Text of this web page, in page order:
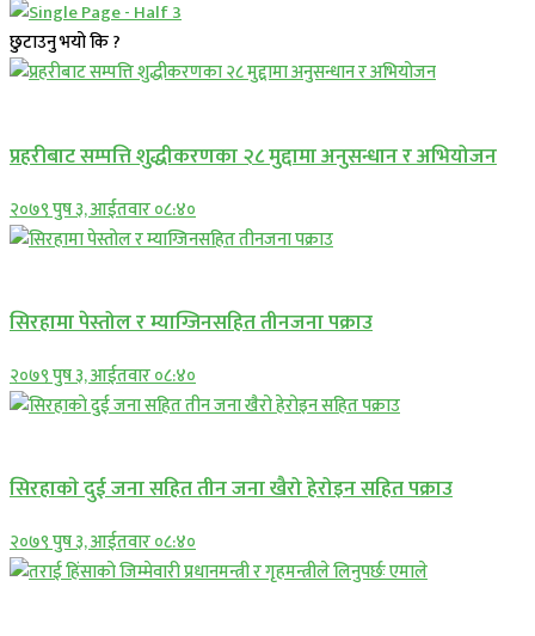
छुटाउनु भयो कि ?
प्रहरीबाट सम्पत्ति शुद्धीकरणका २८ मुद्दामा अनुसन्धान र अभियोजन
२०७९ पुष ३, आईतवार ०८:४०
सिरहामा पेस्तोल र म्याग्जिनसहित तीनजना पक्राउ
२०७९ पुष ३, आईतवार ०८:४०
सिरहाकाे दुई जना सहित तीन जना खैरो हेरोइन सहित पक्राउ
२०७९ पुष ३, आईतवार ०८:४०